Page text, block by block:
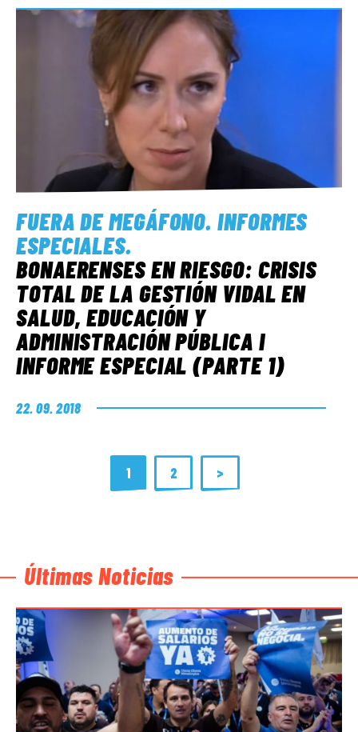
FUERA DE MEGÁFONO.INFORMES
ESPECIALES.
BONAERENSES EN RIESGO: CRISIS
TOTAL DE LA GESTIÓN VIDAL EN
SALUD, EDUCACIÓN Y
ADMINISTRACIÓN PÚBLICA I
INFORME ESPECIAL (PARTE 1)
22. 09. 2018
1 2 >
Últimas Noticias